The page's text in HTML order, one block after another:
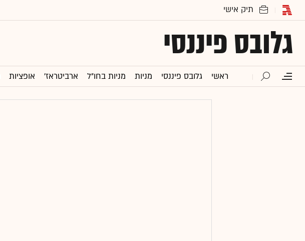
גלובס פיננסי
ראשי גלובס פיננסי מניות מניות בחו"ל ארביטראז' אופציות